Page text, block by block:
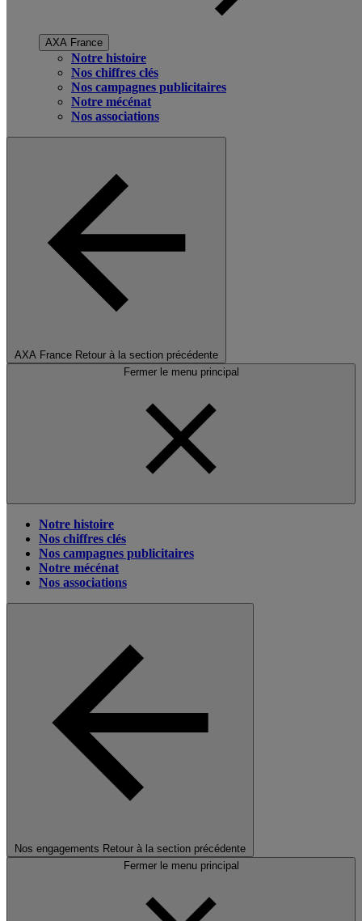
AXA France
Notre histoire
Nos chiffres clés
Nos campagnes publicitaires
Notre mécénat
Nos associations
AXA France Retour à la section précédente
Fermer le menu principal
Notre histoire
Nos chiffres clés
Nos campagnes publicitaires
Notre mécénat
Nos associations
Nos engagements Retour à la section précédente
Fermer le menu principal